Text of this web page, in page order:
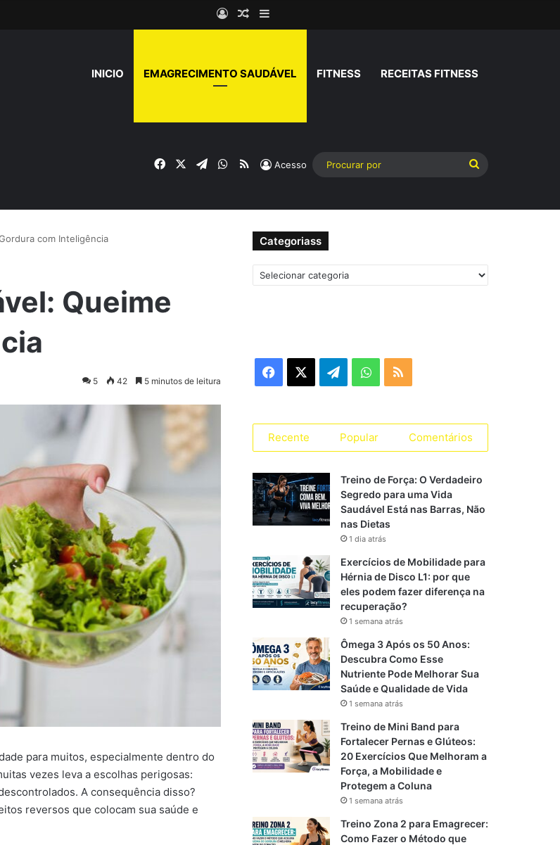
EntrarArtigo aleatório
Barra Lateral
INICIO EMAGRECIMENTO SAUDÁVEL FITNESS RECEITAS FITNESS
FacebookTelegramWhatsApp
RSS Acesso
com Inteligência
Queime
5 42 5 minutos de leitura
para muitos, especialmente dentro do
vezes leva a escolhas perigosas:
A consequência disso?
reversos que colocam sua saúde e
Categoriass
Categoriass
Facebook TelegramWhatsApp
RSS
Recente Popular Comentários
Treino de Força: O Verdadeiro
Segredo para uma Vida
Saudável Está nas Barras, Não
nas Dietas
1 dia atrás
Exercícios de Mobilidade para
Hérnia de Disco L1: por que
eles podem fazer diferença na
recuperação?
1 semana atrás
Ômega 3 Após os 50 Anos:
Descubra Como Esse
Nutriente Pode Melhorar Sua
Saúde e Qualidade de Vida
1 semana atrás
Treino de Mini Band para
Fortalecer Pernas e Glúteos:
20 Exercícios Que Melhoram a
Força, a Mobilidade e
Protegem a Coluna
1 semana atrás
Treino Zona 2 para Emagrecer:
Como Fazer o Método que